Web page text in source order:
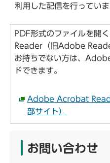
利用した配信を行っていま
PDF形式のファイルを開
Reader（旧Adobe
お持ちでない方は、
ドできます。
Adobe Acrobat
部サイト）
お問い合わせ